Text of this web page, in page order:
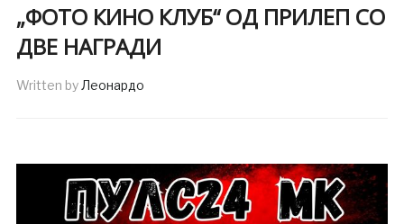
„ФОТО КИНО КЛУБ“ ОД ПРИЛЕП СО
ДВЕ НАГРАДИ
Written byЛеонардо